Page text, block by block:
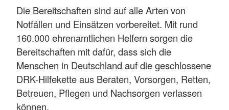
Die Bereitschaften sind auf alle Arten von
Notfällen und Einsätzen vorbereitet. Mit rund
160.000 ehrenamtlichen Helfern sorgen die
Bereitschaften mit dafür, dass sich die
Menschen in Deutschland auf die geschlossene
DRK-Hilfekette aus Beraten, Vorsorgen, Retten,
Betreuen, Pflegen und Nachsorgen verlassen
können.